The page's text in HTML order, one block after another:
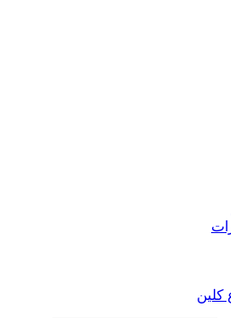
كلين